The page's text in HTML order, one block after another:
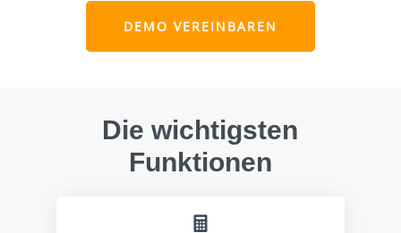
DEMO VEREINBAREN
Die wichtigsten
Funktionen
